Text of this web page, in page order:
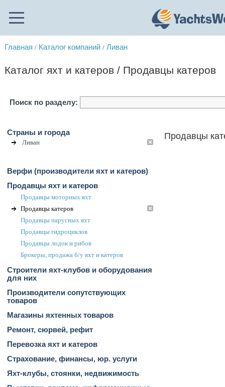
Главная / Каталог компаний / Ливан
Каталог яхт и катеров / Продавцы катеров
Поиск по разделу:
Страны и города
Ливан
Верфи (производители яхт и катеров)
Продавцы яхт и катеров
Продавцы моторных яхт
Продавцы катеров
Продавцы парусных яхт
Продавцы гидроциклов
Продавцы лодок и рибов
Брокеры, продажа б/у яхт и катеров
Строители яхт-клубов и оборудования
для них
Производители сопутствующих
товаров
Магазины яхтенных товаров
Ремонт, сюрвей, рефит
Перевозка яхт и катеров
Страхование, финансы, юр. услуги
Яхт-клубы, стоянки, недвижимость
Продавцы